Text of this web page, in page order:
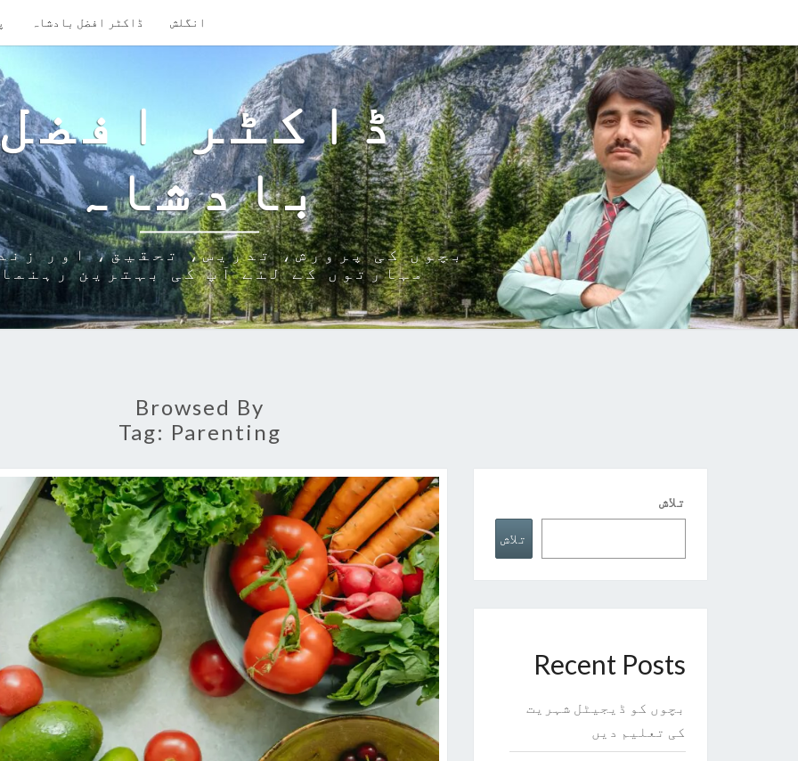
انگلش ڈاکٹر افضل بادشاہ
ڈاکٹر
بادشاہ
بچوں کی پرورش، تدریس، تحقیق، اور
مہارتوں کے لئے آپ کی بہترین
Browsed By
Tag: Parenting
تلاش
تلاش
Recent Posts
بچوں کو ڈیجیٹل شہریت
کی تعلیم دیں